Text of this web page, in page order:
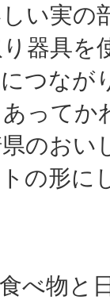
い実の
器具を
つなが
ってか
のおい
の形に
べ物と